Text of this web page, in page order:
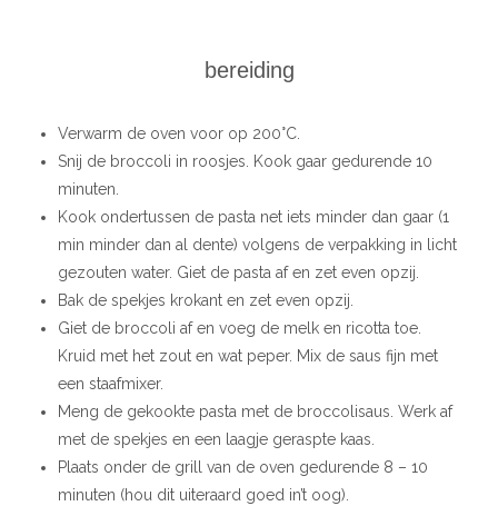
bereiding
Verwarm de oven voor op 200°C.
Snij de broccoli in roosjes. Kook gaar gedurende 10
minuten.
Kook ondertussen de pasta net iets minder dan gaar (1
min minder dan al dente) volgens de verpakking in licht
gezouten water. Giet de pasta af en zet even opzij.
Bak de spekjes krokant en zet even opzij.
Giet de broccoli af en voeg de melk en ricotta toe.
Kruid met het zout en wat peper. Mix de saus fijn met
een staafmixer.
Meng de gekookte pasta met de broccolisaus. Werk af
met de spekjes en een laagje geraspte kaas.
Plaats onder de grill van de oven gedurende 8 – 10
minuten (hou dit uiteraard goed in’t oog).